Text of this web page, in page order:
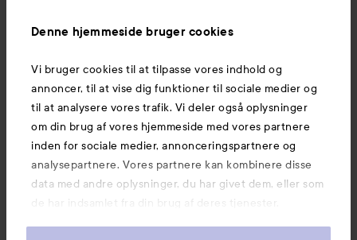
Denne hjemmeside bruger cookies
Vi bruger cookies til at tilpasse vores indhold og
annoncer, til at vise dig funktioner til sociale medier og
til at analysere vores trafik. Vi deler også oplysninger
om din brug af vores hjemmeside med vores partnere
inden for sociale medier, annonceringspartnere og
analysepartnere. Vores partnere kan kombinere disse
data med andre oplysninger, du har givet dem, eller som
de har indsamlet fra din brug af deres tjenester.
Information
Mere at udforske